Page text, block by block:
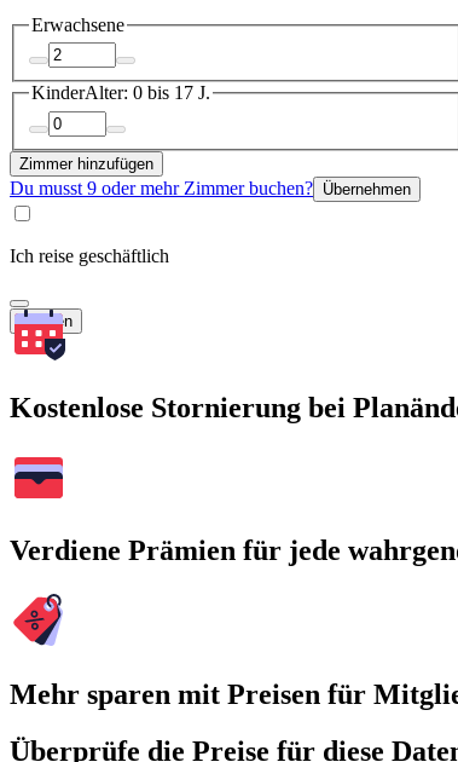
Erwachsene
KinderAlter: 0 bis 17 J.
Zimmer hinzufügen
Du musst 9 oder mehr Zimmer buchen? Übernehmen
Ich reise geschäftlich
Suchen
Kostenlose Stornierung bei
Verdiene Prämien für jede
Mehr sparen mit Preisen für
Überprüfe die Preise für diese